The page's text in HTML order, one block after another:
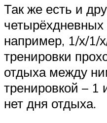
Так же есть и
четырёхдневных
например, 1/х/1/
тренировки
отдыха между
тренировкой – 1
нет дня отдыха.